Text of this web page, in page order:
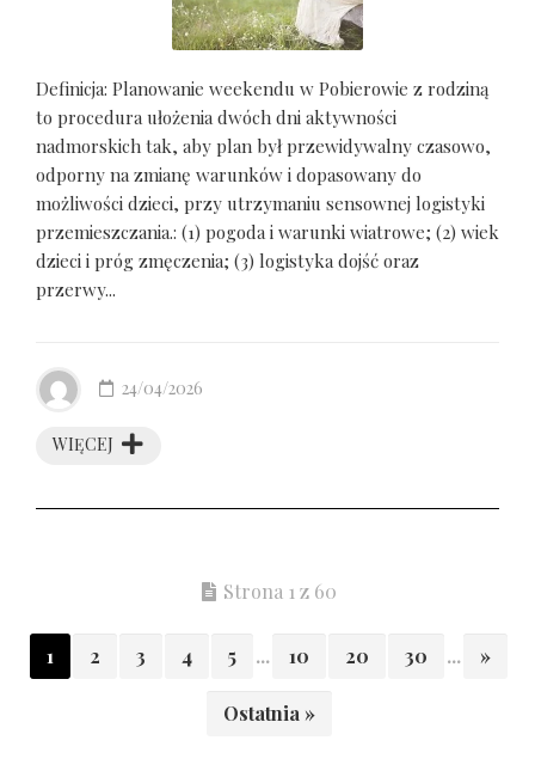
Definicja: Planowanie weekendu w Pobierowie z rodziną
to procedura ułożenia dwóch dni aktywności
nadmorskich tak, aby plan był przewidywalny czasowo,
odporny na zmianę warunków i dopasowany do
możliwości dzieci, przy utrzymaniu sensownej logistyki
przemieszczania.: (1) pogoda i warunki wiatrowe; (2) wiek
dzieci i próg zmęczenia; (3) logistyka dojść oraz
przerwy...
WIĘCEJ
24/04/2026
Strona 1 z 60
1 2 3 4 5 ... 10 20 30 ... »
Ostatnia »